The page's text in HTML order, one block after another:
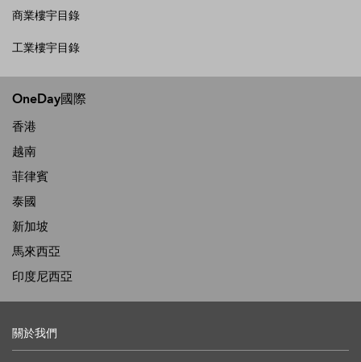
商業樓宇目錄
工業樓宇目錄
OneDay國際
香港
越南
菲律賓
泰國
新加坡
馬來西亞
印度尼西亞
關於我們